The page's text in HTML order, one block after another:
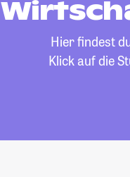
Hier findest
Klick auf die